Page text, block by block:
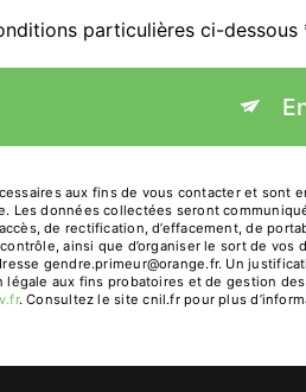
particulières ci-dessous
aux fins de vous contacter et
Les données collectées seront
de rectification, d’effacement, de
ainsi que d’organiser le sort de
gendre.primeur@orange.fr. Un
aux fins probatoires et de gestion
. Consultez le site cnil.fr pour plus